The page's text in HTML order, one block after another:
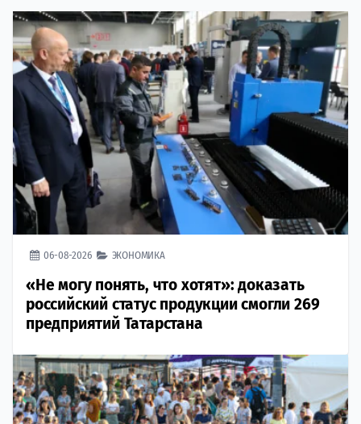
06-08-2026 ЭКОНОМИКА
«Не могу понять, что хотят»: доказать
российский статус продукции смогли 269
предприятий Татарстана